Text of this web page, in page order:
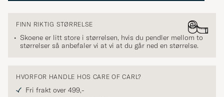
FINN RIKTIG STØRRELSE
Skoene er litt store i størrelsen, hvis du pendler mellom to
størrelser så anbefaler vi at vi at du går ned en størrelse.
HVORFOR HANDLE HOS CARE OF CARL?
Fri frakt over 499,-